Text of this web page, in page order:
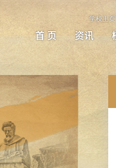
学校主页
首 页 资讯